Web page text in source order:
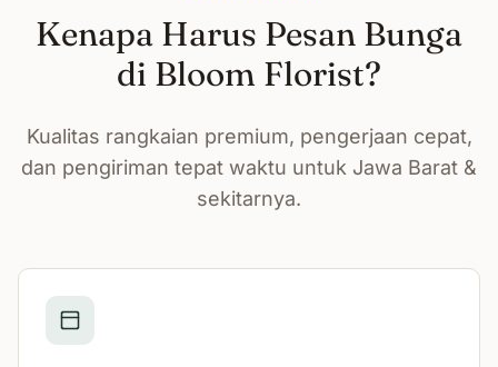
Kenapa Harus Pesan Bunga
di Bloom Florist?
Kualitas rangkaian premium, pengerjaan cepat,
dan pengiriman tepat waktu untuk Jawa Barat &
sekitarnya.